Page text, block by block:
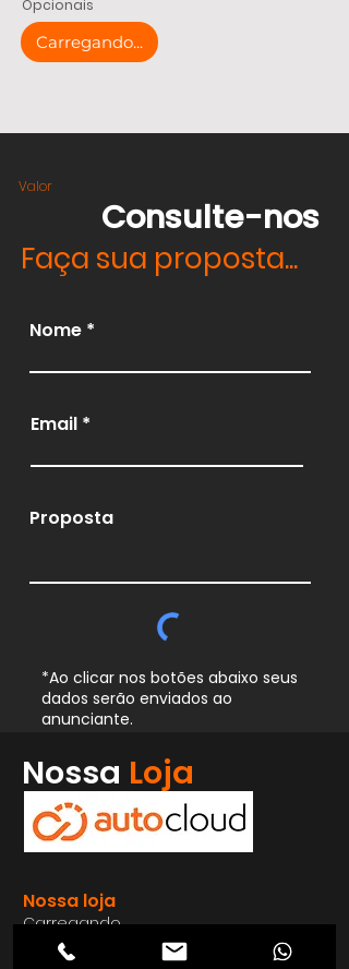
Opcionais
Carregando...
Valor
Consulte-nos
Faça sua proposta...
Nome
Email
Proposta
*Ao clicar nos botões abaixo seus
dados serão enviados ao
anunciante.
Enviar
Nossa Loja
Nossa loja
Carregando ...
Endereço